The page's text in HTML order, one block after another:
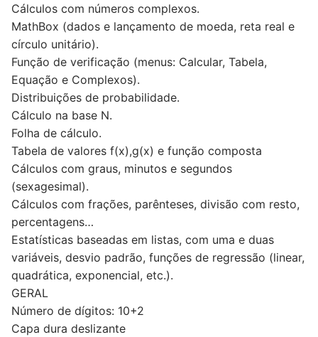
Cálculos com números complexos.
MathBox (dados e lançamento de moeda, reta real e
círculo unitário).
Função de verificação (menus: Calcular, Tabela,
Equação e Complexos).
Distribuições de probabilidade.
Cálculo na base N.
Folha de cálculo.
Tabela de valores f(x),g(x) e função composta
Cálculos com graus, minutos e segundos
(sexagesimal).
Cálculos com frações, parênteses, divisão com resto,
percentagens…
Estatísticas baseadas em listas, com uma e duas
variáveis, desvio padrão, funções de regressão (linear,
quadrática, exponencial, etc.).
GERAL
Número de dígitos: 10+2
Capa dura deslizante